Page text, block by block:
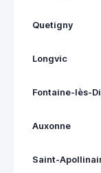
Quetigny
Longvic
Fontaine-lès-
Auxonne
Saint-